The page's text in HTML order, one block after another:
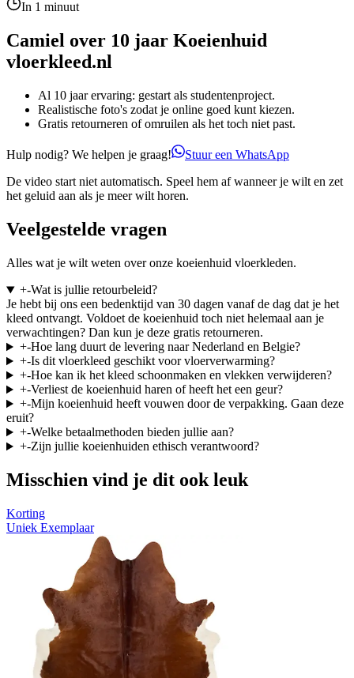
In 1 minuut
Camiel over 10 jaar Koeienhuid
vloerkleed.nl
Al 10 jaar ervaring: gestart als studentenproject.
Realistische foto's zodat je online goed kunt kiezen.
Gratis retourneren of omruilen als het toch niet past.
Hulp nodig? We helpen je graag!
Stuur een WhatsApp
De video start niet automatisch. Speel hem af wanneer je wilt en zet
het geluid aan als je meer wilt horen.
Veelgestelde vragen
Alles wat je wilt weten over onze koeienhuid vloerkleden.
+-Wat is jullie retourbeleid?
Je hebt bij ons een bedenktijd van 30 dagen vanaf de dag dat je het
kleed ontvangt. Voldoet de koeienhuid toch niet helemaal aan je
verwachtingen? Dan kun je deze gratis retourneren.
+-Hoe lang duurt de levering naar Nederland en Belgie?
+-Is dit vloerkleed geschikt voor vloerverwarming?
+-Hoe kan ik het kleed schoonmaken en vlekken verwijderen?
+-Verliest de koeienhuid haren of heeft het een geur?
+-Mijn koeienhuid heeft vouwen door de verpakking. Gaan deze
eruit?
+-Welke betaalmethoden bieden jullie aan?
+-Zijn jullie koeienhuiden ethisch verantwoord?
Misschien vind je dit ook leuk
Korting
Uniek Exemplaar